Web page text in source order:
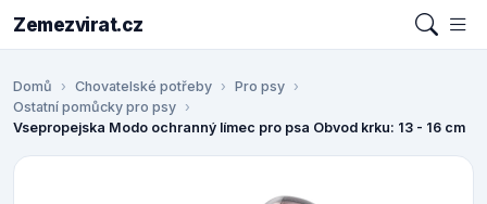
Zemezvirat.cz
Domů Chovatelské potřeby
Pro psy
Ostatní pomůcky pro psy
Vsepropejska Modo ochranný límec pro psa Obvod krku: 13 - 16 cm